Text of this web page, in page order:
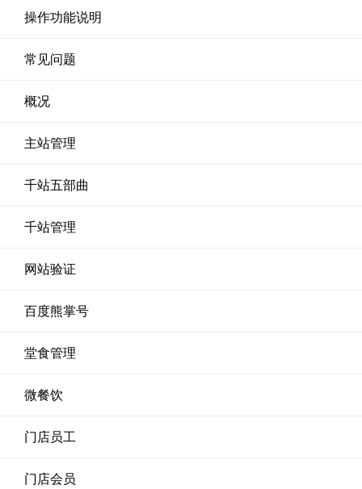
操作功能说明
常见问题
概况
主站管理
千站五部曲
千站管理
网站验证
百度熊掌号
堂食管理
微餐饮
门店员工
门店会员